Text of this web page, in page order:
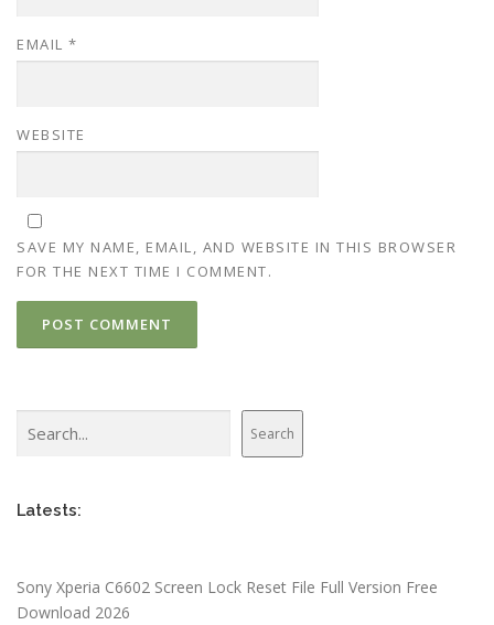
EMAIL *
WEBSITE
SAVE MY NAME, EMAIL, AND WEBSITE IN THIS BROWSER
FOR THE NEXT TIME I COMMENT.
Search
Latests:
Sony Xperia C6602 Screen Lock Reset File Full Version Free
Download 2026